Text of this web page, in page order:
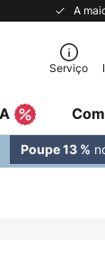
A
Serviço
Poupe 13 %